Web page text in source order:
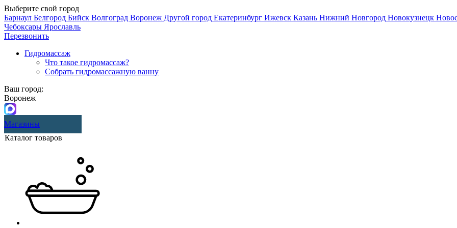
Выберите свой город
Барнаул Белгород Бийск Волгоград Воронеж Другой город Екатеринбург Ижевск Казань Нижний Новгород Новокузнецк
Чебоксары Ярославль
Перезвонить
Гидромассаж
Что такое гидромассаж?
Собрать гидромассажную ванну
Ваш город:
Воронеж
Магазины
Каталог товаров